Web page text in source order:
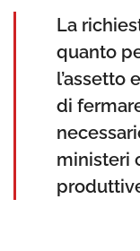
La
quanto
l’assetto
di
ministeri